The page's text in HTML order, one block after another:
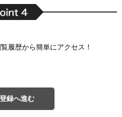
履歴から簡単にアクセス！
録へ進む